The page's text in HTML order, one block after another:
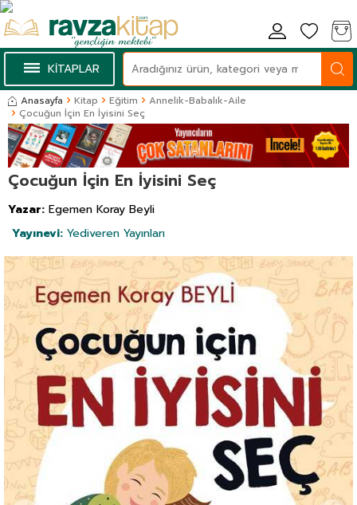
KİTAPLAR
Anasayfa Kitap Eğitim
Annelik-Babalık-Aile
Çocuğun İçin En İyisini Seç
Çocuğun İçin En İyisini Seç
Yazar: Egemen Koray Beyli
Yayınevi: Yediveren Yayınları